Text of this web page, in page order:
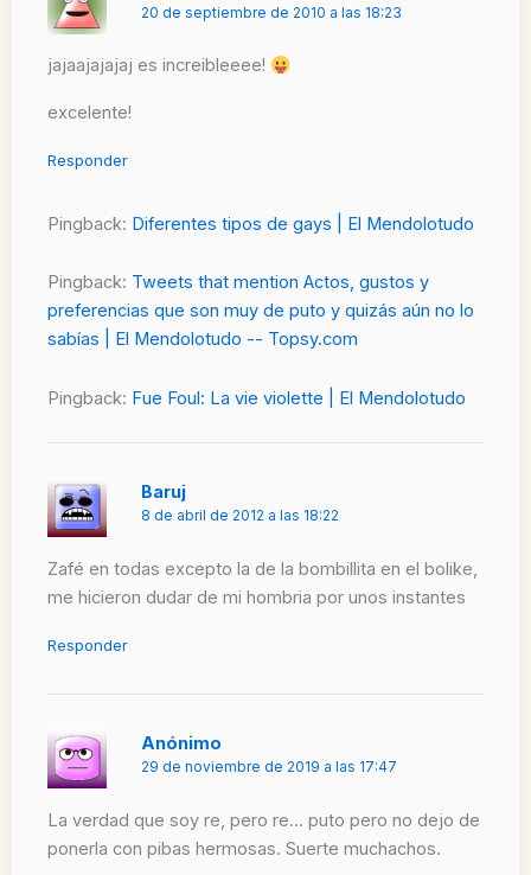
20 de septiembre de 2010 a las 18:23
jajaajajajaj es increibleeee!
excelente!
Responder
Pingback: Diferentes tipos de gays | El Mendolotudo
Pingback: Tweets that mention Actos, gustos y
preferencias que son muy de puto y quizás aún no lo
sabías | El Mendolotudo -- Topsy.com
Pingback: Fue Foul: La vie violette | El Mendolotudo
Baruj
8 de abril de 2012 a las 18:22
Zafé en todas excepto la de la bombillita en el bolike,
me hicieron dudar de mi hombria por unos instantes
Responder
Anónimo
29 de noviembre de 2019 a las 17:47
La verdad que soy re, pero re… puto pero no dejo de
ponerla con pibas hermosas. Suerte muchachos.